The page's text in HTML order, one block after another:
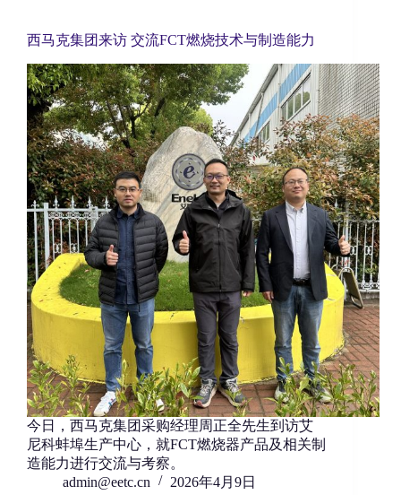
西马克集团来访 交流FCT燃烧技术与制造能力
今日，西马克集团采购经理周正全先生到访艾
尼科蚌埠生产中心，就FCT燃烧器产品及相关制
造能力进行交流与考察。
admin@eetc.cn
2026年4月9日